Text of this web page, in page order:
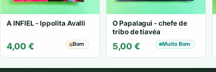
A INFIEL - Ippolita Avalli
4,00 € Bom
O Papalagui - chefe de
tribo de tiavéa
5,00 € Muito Bom